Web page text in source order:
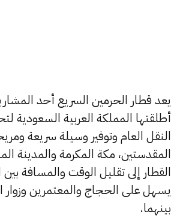
يعد قطار الحرمين السريع أحد
أطلقتها المملكة العربية السعودية
النقل العام وتوفير وسيلة سريعة
المقدستين، مكة المكرمة والمدينة
القطار إلى تقليل الوقت والمسافة بين
يسهل على الحجاج والمعتمرين وزوار
بينهما.